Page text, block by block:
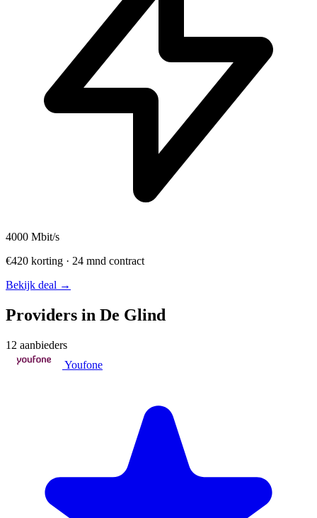
4000 Mbit/s
€420 korting · 24 mnd contract
Bekijk deal →
Providers in De Glind
12 aanbieders
Youfone